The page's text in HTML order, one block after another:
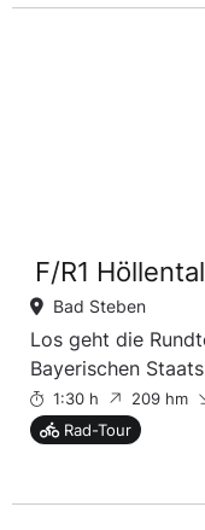
F/R1
Bad Steben
Los geht die
Bayerischen
1:30 h 209 hm
Rad-Tour